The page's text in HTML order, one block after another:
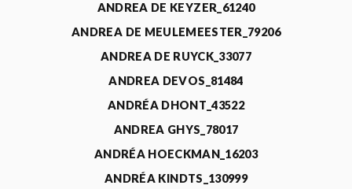
ANDREA DE KEYZER_61240
ANDREA DE MEULEMEESTER_79206
ANDREA DE RUYCK_33077
ANDREA DEVOS_81484
ANDRÉA DHONT_43522
ANDREA GHYS_78017
ANDRÉA HOECKMAN_16203
ANDRÉA KINDTS_130999